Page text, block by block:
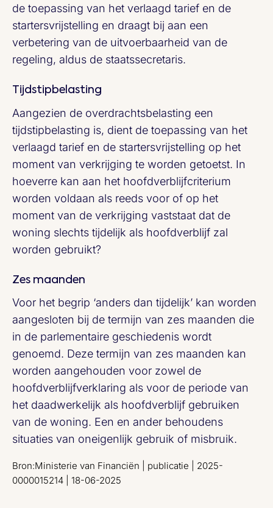
de toepassing van het verlaagd tarief en de
startersvrijstelling en draagt bij aan een
verbetering van de uitvoerbaarheid van de
regeling, aldus de staatssecretaris.
Tijdstipbelasting
Aangezien de overdrachtsbelasting een
tijdstipbelasting is, dient de toepassing van het
verlaagd tarief en de startersvrijstelling op het
moment van verkrijging te worden getoetst. In
hoeverre kan aan het hoofdverblijfcriterium
worden voldaan als reeds voor of op het
moment van de verkrijging vaststaat dat de
woning slechts tijdelijk als hoofdverblijf zal
worden gebruikt?
Zes maanden
Voor het begrip ‘anders dan tijdelijk’ kan worden
aangesloten bij de termijn van zes maanden die
in de parlementaire geschiedenis wordt
genoemd. Deze termijn van zes maanden kan
worden aangehouden voor zowel de
hoofdverblijfverklaring als voor de periode van
het daadwerkelijk als hoofdverblijf gebruiken
van de woning. Een en ander behoudens
situaties van oneigenlijk gebruik of misbruik.
Bron:Ministerie van Financiën | publicatie | 2025-
0000015214 | 18-06-2025